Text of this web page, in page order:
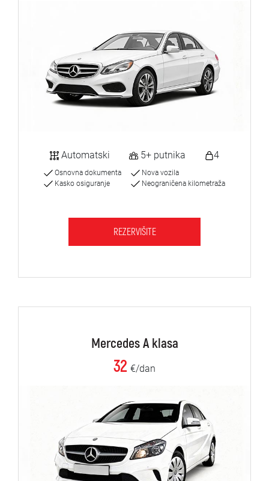
Automatski 5+ putnika 4
Osnovna dokumenta
Kasko osiguranje
Nova vozila
Neograničena kilometraža
REZERVIŠITE
Mercedes A klasa
32 €/dan